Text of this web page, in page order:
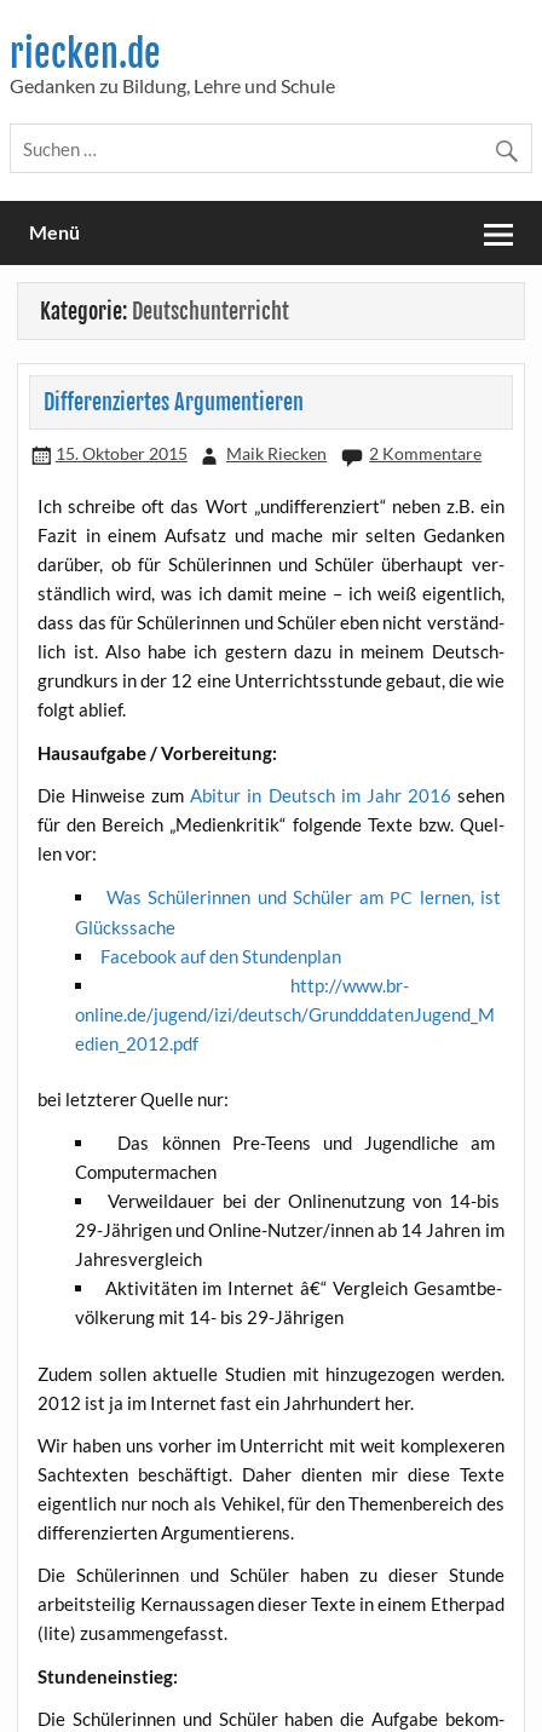
content
riecken.de
Gedanken zu Bildung, Lehre und Schule
Menü
Kategorie: Deutschunterricht
Differenziertes Argumentieren
15. Oktober 2015 Maik Riecken 2 Kommentare
Ich schrei­be oft das Wort „undif­fe­ren­ziert“ neben z.B. ein
Fazit in einem Auf­satz und mache mir sel­ten Gedan­ken
dar­über, ob für Schü­le­rin­nen und Schü­ler über­haupt ver­
ständ­lich wird, was ich damit mei­ne – ich weiß eigent­lich,
dass das für Schü­le­rin­nen und Schü­ler eben nicht ver­ständ­
lich ist. Also habe ich ges­tern dazu in mei­nem Deutsch­
grund­kurs in der 12 eine Unter­richts­stun­de gebaut, die wie
folgt ablief.
Haus­auf­ga­be / Vorbereitung:
Die Hin­wei­se zumAbitur in Deutsch im Jahr 2016 sehen
für den Bereich „Medi­en­kri­tik“ fol­gen­de Tex­te bzw. Quel­
len vor:
Was Schü­le­rin­nen und Schü­ler am PC ler­nen, ist
Glückssache
Face­book auf den Stundenplan
http://www.br-
online.de/jugend/izi/deutsch/GrundddatenJugend_M
edien_2012.pdf
bei letz­te­rer Quel­le nur:
Das kön­nen Pre-Teens und Jugend­li­che am
Computermachen
Ver­weil­dau­er bei der Onlinen­ut­zung von 14-bis
29-Jäh­ri­gen und Online-Nut­zer/in­nen ab 14 Jah­ren im
Jahresvergleich
Akti­vi­tä­ten im Inter­net â€“ Ver­gleich Gesamt­be­
völ­ke­rung mit 14- bis 29-Jährigen
Zudem sol­len aktu­el­le Stu­di­en mit hin­zu­ge­zo­gen wer­den.
2012 ist ja im Inter­net fast ein Jahr­hun­dert her.
Wir haben uns vor­her im Unter­richt mit weit kom­ple­xe­ren
Sach­tex­ten beschäf­tigt. Daher dien­ten mir die­se Tex­te
eigent­lich nur noch als Vehi­kel, für den The­men­be­reich des
dif­fe­ren­zier­ten Argumentierens.
Die Schü­le­rin­nen und Schü­ler haben zu die­ser Stun­de
arbeits­tei­lig Kern­aus­sa­gen die­ser Tex­te in einem Ether­pad
(lite) zusammengefasst.
Stun­den­ein­stieg:
Die Schü­le­rin­nen und Schü­ler haben die Auf­ga­be bekom­